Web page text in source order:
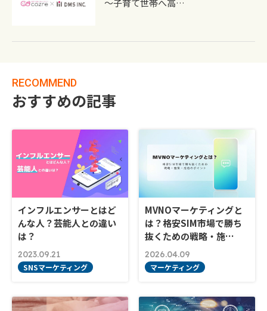
～子育て世帯へ高…
RECOMMEND
おすすめの記事
インフルエンサーとはど
んな人？芸能人との違い
は？
2023.09.21
SNSマーケティング
MVNOマーケティングと
は？格安SIM市場で勝ち
抜くための戦略・施…
2026.04.09
マーケティング